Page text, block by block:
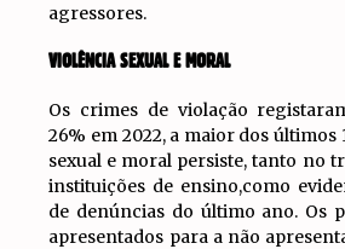
agressores.
VIOLÊNCIA SEXUAL E MORAL
Os crimes de violação
26% em 2022, a maior dos últimos
sexual e moral persiste, tanto no
instituições de ensino,como
de denúncias do último ano. Os
apresentados para a não